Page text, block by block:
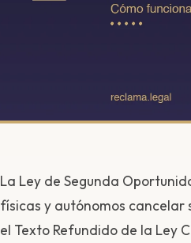
La Ley de Segunda
físicas y autónomos cancelar
el Texto Refundido de la Ley